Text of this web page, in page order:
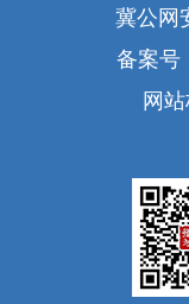
冀公网
备案号
网